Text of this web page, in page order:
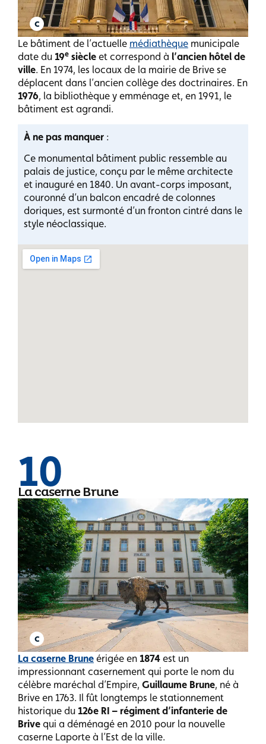
Le bâtiment de l’actuelle médiathèque municipale
date du 19e siècle et correspond à l’ancien hôtel de
ville. En 1974, les locaux de la mairie de Brive se
déplacent dans l’ancien collège des doctrinaires. En
1976, la bibliothèque y emménage et, en 1991, le
bâtiment est agrandi.
À ne pas manquer :
Ce monumental bâtiment public ressemble au
palais de justice, conçu par le même architecte
et inauguré en 1840. Un avant-corps imposant,
couronné d’un balcon encadré de colonnes
doriques, est surmonté d’un fronton cintré dans le
style néoclassique.
10
La caserne Brune
La caserne Brune érigée en 1874 est un
impressionnant casernement qui porte le nom du
célèbre maréchal d’Empire, Guillaume Brune, né à
Brive en 1763. Il fût longtemps le stationnement
historique du 126e RI – régiment d’infanterie de
Brive qui a déménagé en 2010 pour la nouvelle
caserne Laporte à l’Est de la ville.